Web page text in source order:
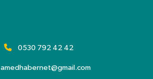
0530 792 42 42
amedhabernet@gmail.com